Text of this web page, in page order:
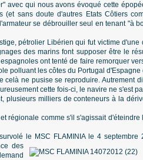
avec qui nous avons évoqué cette
sans doute d'autres Etats Côtiers
se débrouiller seul en tenant "à
pétrolier Libérien qui fut victime d'une
des marins font supposer être le
ont tenté de faire remorquer
polluant les côtes du Portugal d'Espagne
ne pusise se reproduire. Autrement
cette fois-ci, le navire ne s'est
plusieurs milliers de conteneurs à la
régionale comme s'il s'agissait d'éteindre
le MSC FLAMINIA le 4 septembre
des